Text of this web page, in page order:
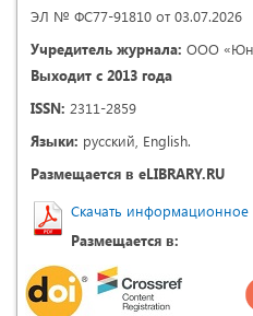
ЭЛ № ФС77-91810 от 03.07.2026
Учредитель журнала: ООО
Выходит с 2013 года
ISSN: 2311-2859
Языки: русский, English.
Размещается в eLIBRARY.RU
Скачать информационное
Размещается в: